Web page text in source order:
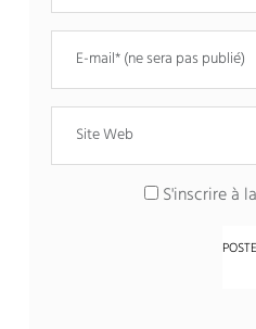
S'inscrire à